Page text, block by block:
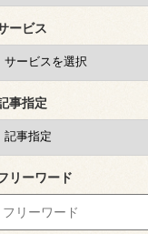
ービス
事指定
リーワード